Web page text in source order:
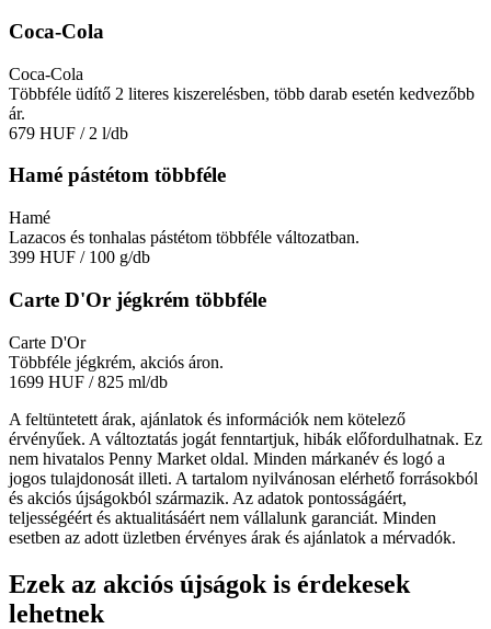
Coca-Cola
Coca-Cola
Többféle üdítő 2 literes kiszerelésben, több darab esetén kedvezőbb
ár.
679 HUF / 2 l/db
Hamé pástétom többféle
Hamé
Lazacos és tonhalas pástétom többféle változatban.
399 HUF / 100 g/db
Carte D'Or jégkrém többféle
Carte D'Or
Többféle jégkrém, akciós áron.
1699 HUF / 825 ml/db
A feltüntetett árak, ajánlatok és információk nem kötelező
érvényűek. A változtatás jogát fenntartjuk, hibák előfordulhatnak. Ez
nem hivatalos Penny Market oldal. Minden márkanév és logó a
jogos tulajdonosát illeti. A tartalom nyilvánosan elérhető forrásokból
és akciós újságokból származik. Az adatok pontosságáért,
teljességéért és aktualitásáért nem vállalunk garanciát. Minden
esetben az adott üzletben érvényes árak és ajánlatok a mérvadók.
Ezek az akciós újságok is érdekesek
lehetnek